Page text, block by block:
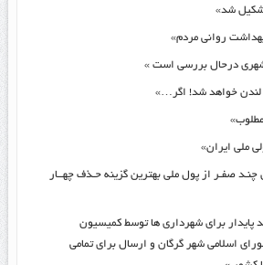
شد»
روانی مردم»
شهری درحال بررسی است »
لندن خواهد شد! اگر…»
ملی ایران»
صفـر از پول ملی بهترین گزینه حـذف چهــار
پایدار برای شهرداری ها توسط کمیسیون
اسلامی شهر گرگان و ارسال برای تمامی